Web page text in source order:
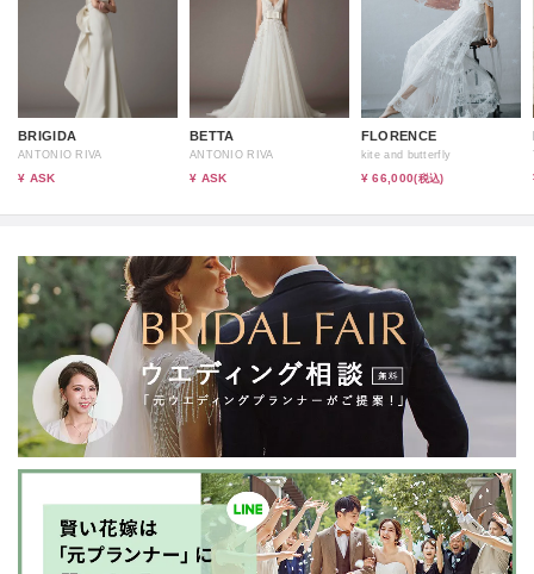
BRIGIDA
ANTONIO RIVA
¥ ASK
BETTA
ANTONIO RIVA
¥ ASK
FLORENCE
kite and butterfly
¥ 66,000(税込)